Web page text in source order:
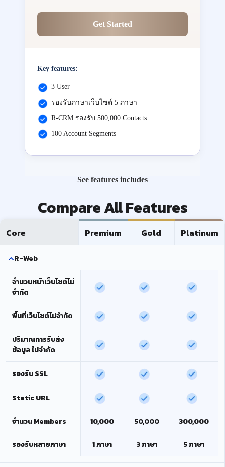
Get Started
Key features:
3 User
รองรับภาษาเว็บไซต์ 5 ภาษา
R-CRM รองรับ 500,000 Contacts
100 Account Segments
See features includes
Compare All Features
Core Premium Gold Platinum
R-Web
จำนวนหน้าเว็บไซต์ไม่
จำกัด
พื้นที่เว็บไซต์ไม่จำกัด
ปริมาณการรับส่ง
ข้อมูล ไม่จำกัด
รองรับ SSL
Static URL
จำนวน Members 10,000 50,000 300,000
รองรับหลายภาษา 1 ภาษา 3 ภาษา 5 ภาษา